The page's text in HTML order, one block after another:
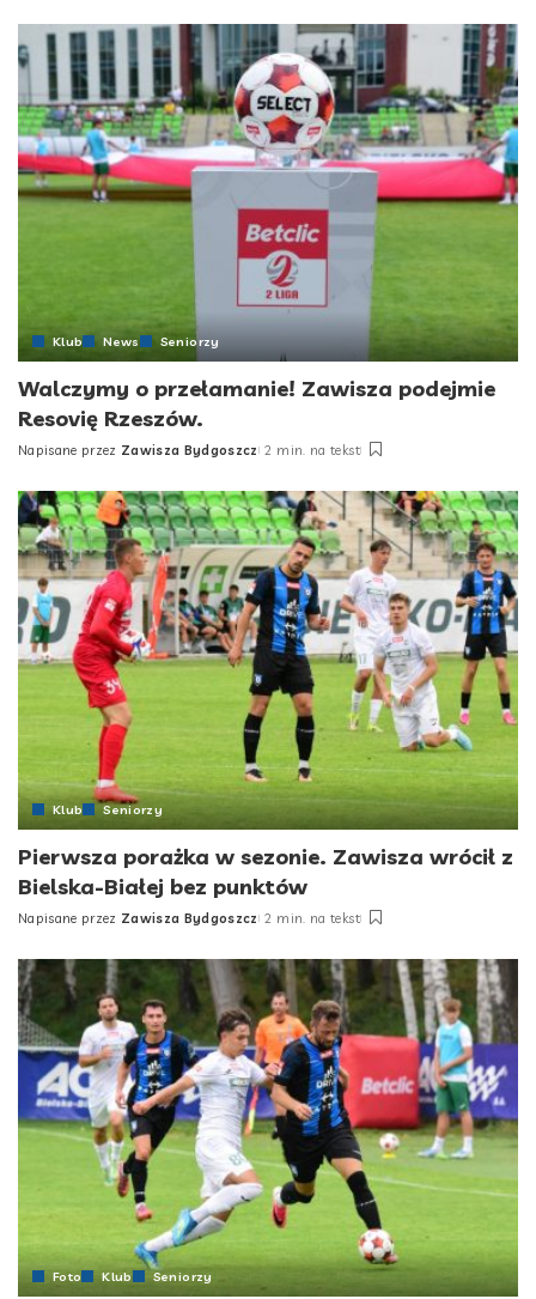
Klub News Seniorzy
Walczymy o przełamanie! Zawisza podejmie
Resovię Rzeszów.
Napisane przez Zawisza Bydgoszcz 2 min. na tekst
Klub Seniorzy
Pierwsza porażka w sezonie. Zawisza wrócił z
Bielska-Białej bez punktów
Napisane przez Zawisza Bydgoszcz 2 min. na tekst
Foto Klub Seniorzy